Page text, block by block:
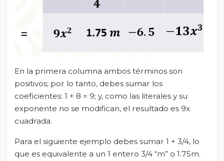
En la primera columna ambos términos son
positivos; por lo tanto, debes sumar los
coeficientes: 1 + 8 = 9; y, como las literales y su
exponente no se modifican, el resultado es 9x
cuadrada.
Para el siguiente ejemplo debes sumar 1 + 3/4, lo
que es equivalente a un 1 entero 3/4 “m” o 1.75m.